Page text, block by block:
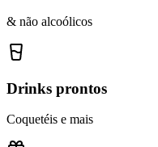
& não alcoólicos
Drinks prontos
Coquetéis e mais